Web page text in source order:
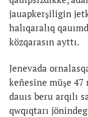
jauapkerşiligin
halıqaralıq
közqarasın ayttı.
Jenevada
keñesine müşe 47
dauıs beru arqılı
qwqıqtarı